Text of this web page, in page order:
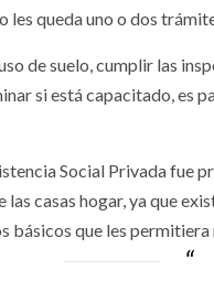
les queda uno o dos
de suelo, cumplir las
si está capacitado, es
Social Privada
casas hogar, ya que
que les